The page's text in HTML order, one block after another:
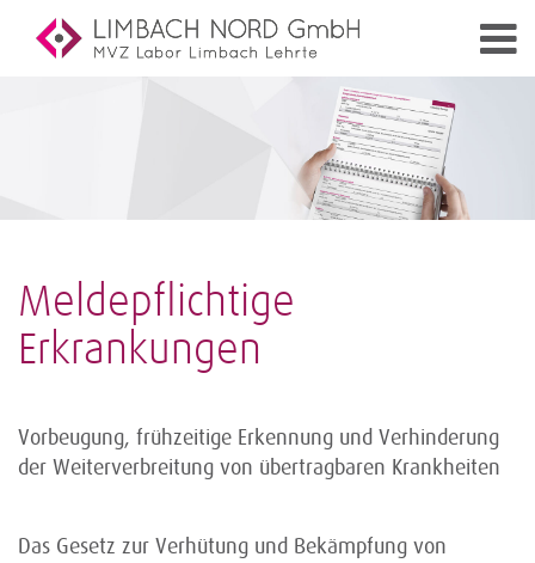
Meldepflichtige
Erkrankungen
Vorbeugung, frühzeitige Erkennung und Verhinderung
der Weiterverbreitung von übertragbaren Krankheiten
Das Gesetz zur Verhütung und Bekämpfung von